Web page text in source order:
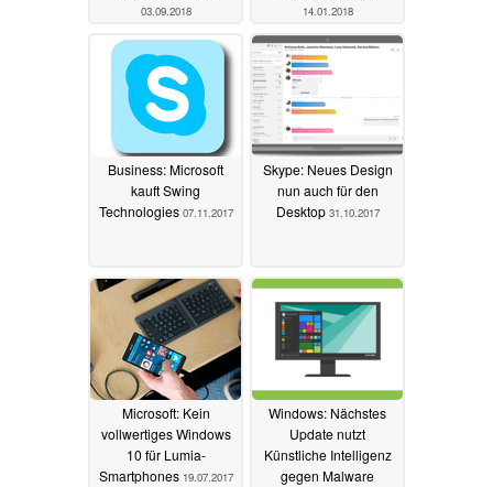
03.09.2018 14.01.2018
Business: Microsoft
kauft Swing
Technologies 07.11.2017
Skype: Neues Design
nun auch für den
Desktop 31.10.2017
Microsoft: Kein
vollwertiges Windows
10 für Lumia-
Smartphones 19.07.2017
Windows: Nächstes
Update nutzt
Künstliche Intelligenz
gegen Malware